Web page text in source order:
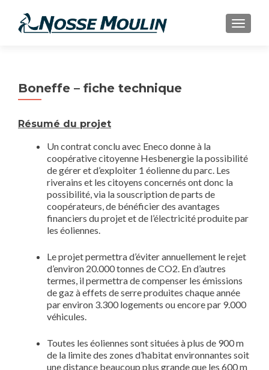
Boneffe – fiche technique
Résumé du projet
Un contrat conclu avec Eneco donne à la
coopérative citoyenne Hesbenergie la possibilité
de gérer et d’exploiter 1 éolienne du parc. Les
riverains et les citoyens concernés ont donc la
possibilité, via la souscription de parts de
coopérateurs, de bénéficier des avantages
financiers du projet et de l’électricité produite par
les éoliennes.
Le projet permettra d’éviter annuellement le rejet
d’environ 20.000 tonnes de CO2. En d’autres
termes, il permettra de compenser les émissions
de gaz à effets de serre produites chaque année
par environ 3.300 logements ou encore par 9.000
véhicules.
Toutes les éoliennes sont situées à plus de 900 m
de la limite des zones d’habitat environnantes soit
une distance beaucoup plus grande que les 600 m